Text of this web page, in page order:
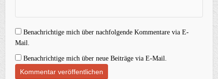
Benachrichtige mich über nachfolgende Kommentare via E-
Mail.
Benachrichtige mich über neue Beiträge via E-Mail.